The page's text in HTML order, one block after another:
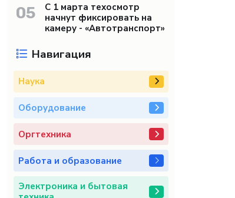
/ Работа и образование / Услуги / Товары /
/ Строй материалы / Интернет технологии /
05
С 1 марта техосмотр
начнут фиксировать на
камеру - «Автотранспорт»
Навигация
Наука
Оборудование
Оргтехника
Работа и образование
Электроника и бытовая